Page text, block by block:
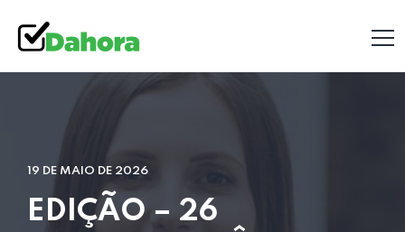
19 DE MAIO DE 2026
EDIÇÃO – 26